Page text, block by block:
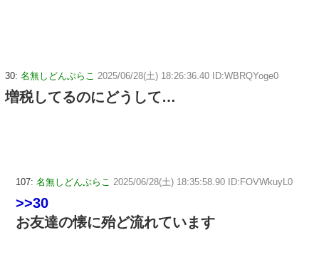
30: 名無しどんぶらこ 2025/06/28(土) 18:26:36.40 ID:WBRQYoge0
増税してるのにどうして…
107: 名無しどんぶらこ 2025/06/28(土) 18:35:58.90 ID:FOVWkuyL0
>>30
お友達の懐に殆ど流れています